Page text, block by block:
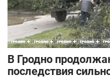
В Гродно
последствия